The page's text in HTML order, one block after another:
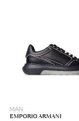
MAN
EMPORIO ARMANI